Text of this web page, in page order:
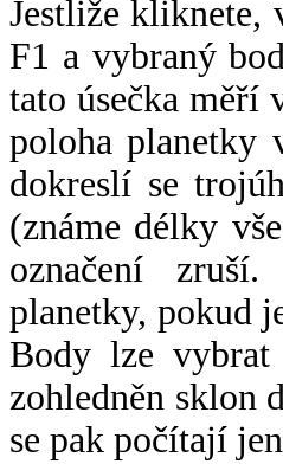
Jestliže kliknete,
F1 a vybraný
tato úsečka měří
poloha planetky
dokreslí se
(známe délky
označení
planetky, pokud
Body lze
zohledněn sklon
se pak počítají